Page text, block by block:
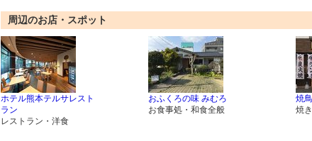
周辺のお店・スポット
ホテル熊本テルサレスト
ラン
レストラン・洋食
おふくろの味 みむろ
お食事処・和食全般
焼
焼